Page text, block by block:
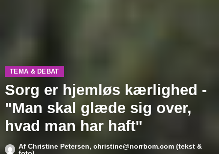
TEMA & DEBAT
Sorg er hjemløs kærlighed -
"Man skal glæde sig over,
hvad man har haft"
Af Christine Petersen, christine@norrbom.com (tekst &